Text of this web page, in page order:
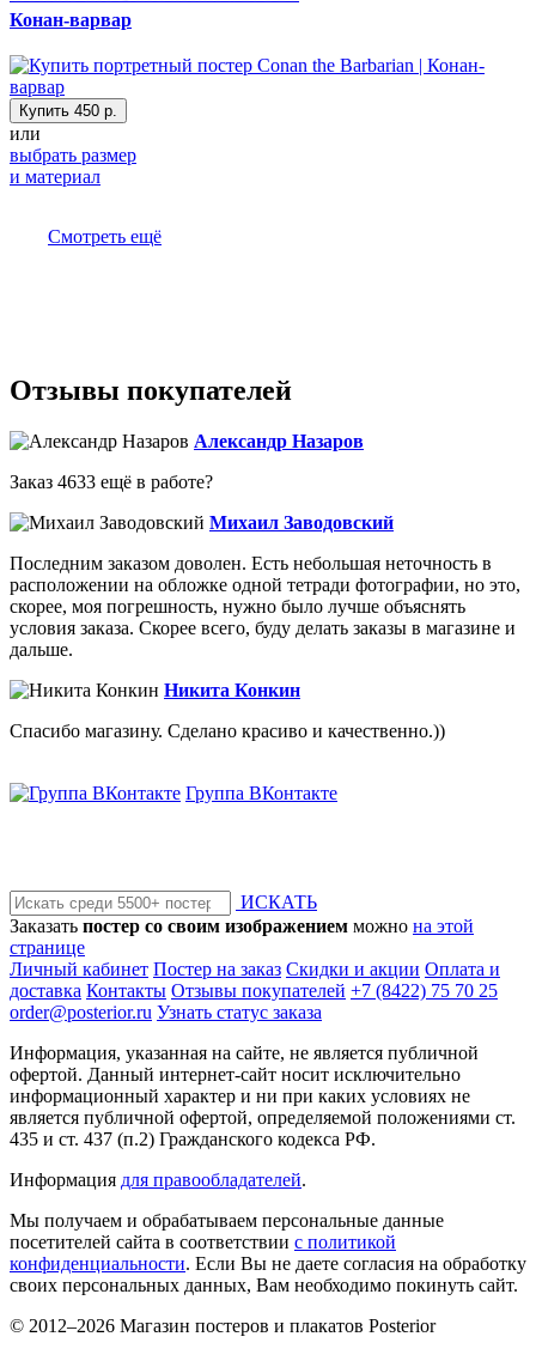
Конан-варвар
Купить 450 р.
или
выбрать размер
и материал
Смотреть ещё
Отзывы покупателей
Александр Назаров
Заказ 4633 ещё в работе?
Михаил Заводовский
Последним заказом доволен. Есть небольшая неточность в
расположении на обложке одной тетради фотографии, но это,
скорее, моя погрешность, нужно было лучше объяснять
условия заказа. Скорее всего, буду делать заказы в магазине и
дальше.
Никита Конкин
Спасибо магазину. Сделано красиво и качественно.))
Группа ВКонтакте
ИСКАТЬ
Заказать постер со своим изображением можно на этой
странице
Личный кабинет Постер на заказ Скидки и акции Оплата и
доставка Контакты Отзывы покупателей +7 (8422) 75 70 25
order@posterior.ru Узнать статус заказа
Информация, указанная на сайте, не является публичной
офертой. Данный интернет-сайт носит исключительно
информационный характер и ни при каких условиях не
является публичной офертой, определяемой положениями ст.
435 и ст. 437 (п.2) Гражданского кодекса РФ.
Информация для правообладателей.
Мы получаем и обрабатываем персональные данные
посетителей сайта в соответствии с политикой
конфиденциальности. Если Вы не даете согласия на обработку
своих персональных данных, Вам необходимо покинуть сайт.
© 2012–2026 Магазин постеров и плакатов Posterior